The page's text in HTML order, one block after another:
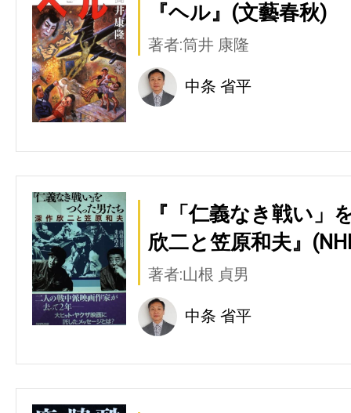
『ヘル』(文藝春秋)
著者:筒井 康隆
中条 省平
『「仁義なき戦い」
欣二と笠原和夫』
著者:山根 貞男
中条 省平